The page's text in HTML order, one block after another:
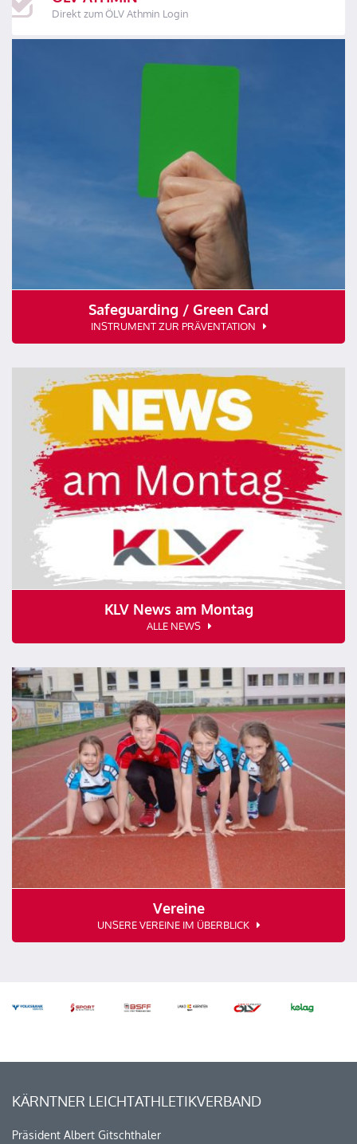
Direkt zum ÖLV Athmin Login
Safeguarding / Green Card
INSTRUMENT ZUR PRÄVENTATION
KLV News am Montag
ALLE NEWS
Vereine
UNSERE VEREINE IM ÜBERBLICK
KÄRNTNER LEICHTATHLETIKVERBAND
Präsident Albert Gitschthaler